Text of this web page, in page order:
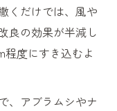
くだけでは、風や
良の効果が半減し
程度にすき込むよ
、アブラムシやナ